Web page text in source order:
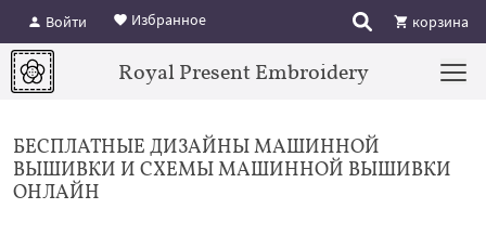
Войти Избранное корзина
Royal Present Embroidery
БЕСПЛАТНЫЕ ДИЗАЙНЫ МАШИННОЙ
ВЫШИВКИ И СХЕМЫ МАШИННОЙ ВЫШИВКИ
ОНЛАЙН